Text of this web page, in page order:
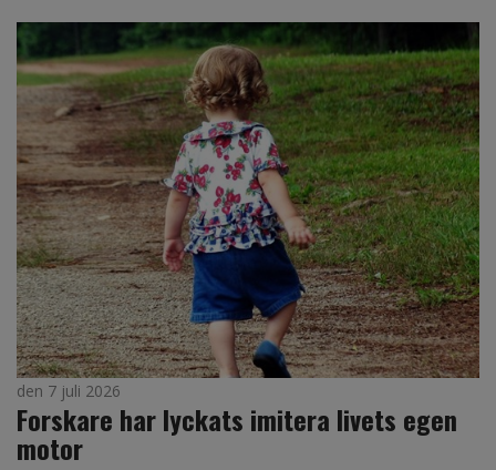
den 7 juli 2026
Forskare har lyckats imitera livets egen
motor